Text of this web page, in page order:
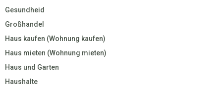
Gesundheid
Großhandel
Haus kaufen (Wohnung kaufen)
Haus mieten (Wohnung mieten)
Haus und Garten
Haushalte